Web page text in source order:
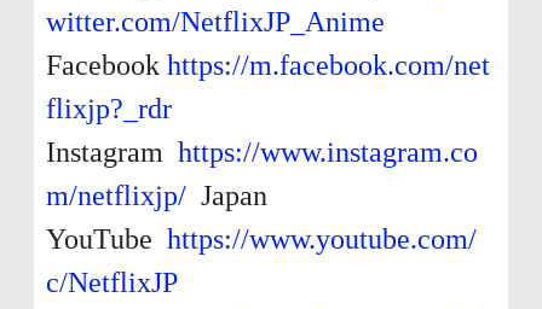
witter.com/NetflixJP_Anime
Facebook https://m.facebook.com/net
flixjp?_rdr
Instagram https://www.instagram.co
m/netflixjp/ Japan
YouTube https://www.youtube.com/
c/NetflixJP